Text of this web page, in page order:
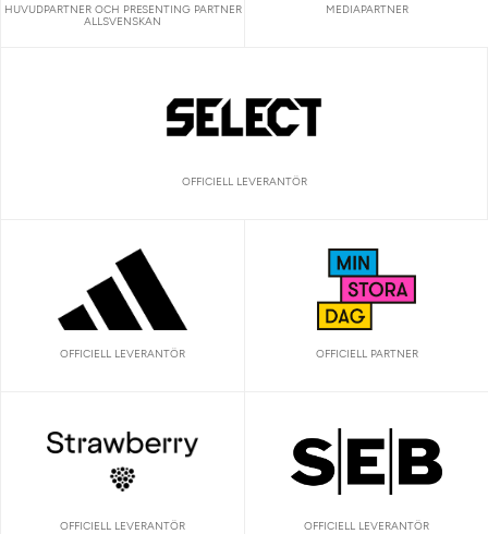
HUVUDPARTNER OCH PRESENTING PARTNER
ALLSVENSKAN
MEDIAPARTNER
OFFICIELL LEVERANTÖR
OFFICIELL LEVERANTÖR OFFICIELL PARTNER
OFFICIELL LEVERANTÖR OFFICIELL LEVERANTÖR